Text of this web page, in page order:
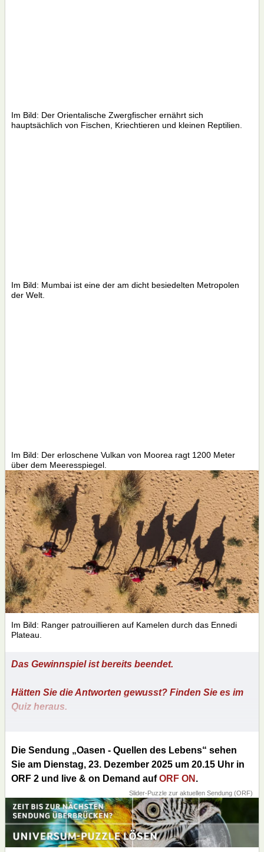
Im Bild: Der Orientalische Zwergfischer ernährt sich
hauptsächlich von Fischen, Kriechtieren und kleinen Reptilien.
Im Bild: Mumbai ist eine der am dicht besiedelten Metropolen
der Welt.
Im Bild: Der erloschene Vulkan von Moorea ragt 1200 Meter
über dem Meeresspiegel.
Im Bild: Ranger patrouillieren auf Kamelen durch das Ennedi
Plateau.
Das Gewinnspiel ist bereits beendet.
Hätten Sie die Antworten gewusst? Finden Sie es im
Quiz heraus.
Die Sendung „Oasen - Quellen des Lebens“ sehen
Sie am Dienstag, 23. Dezember 2025 um 20.15 Uhr in
ORF 2 und live & on Demand aufORF ON .
Slider-Puzzle zur aktuellen Sendung (ORF)